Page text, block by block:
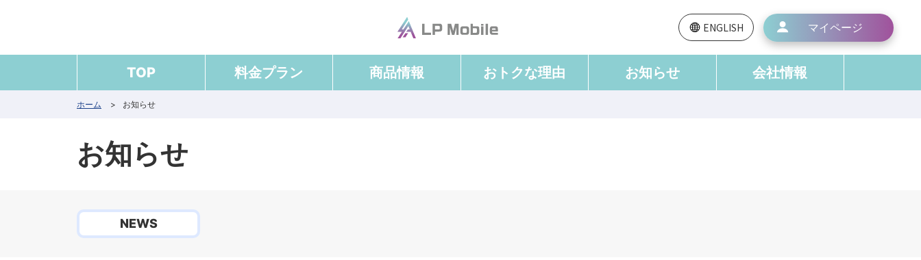
ENGLISH マイページ
TOP 料金プラン 商品情報 おトクな理由 お知らせ 会社情報
ホーム > お知らせ
お知らせ
NEWS